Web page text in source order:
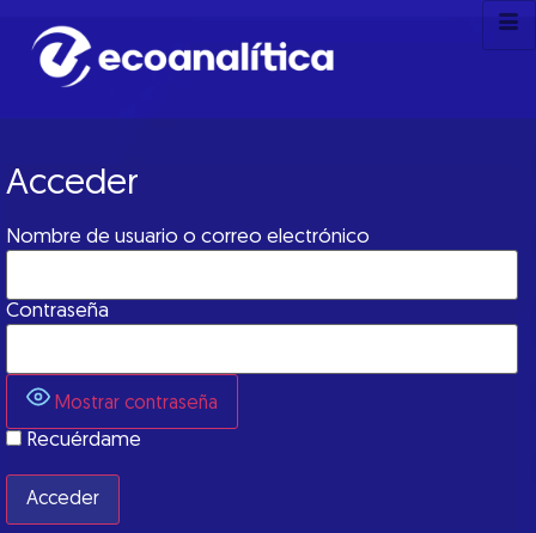
Acceder
Nombre de usuario o correo electrónico
Contraseña
Mostrar contraseña
Recuérdame